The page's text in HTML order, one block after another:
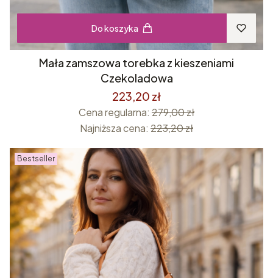
Do koszyka
Mała zamszowa torebka z kieszeniami
Czekoladowa
223,20 zł
Cena regularna: 279,00 zł
Najniższa cena: 223,20 zł
Bestseller